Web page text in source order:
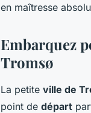
en maîtresse
Embarquez
Tromsø
La petite ville de
point de départ